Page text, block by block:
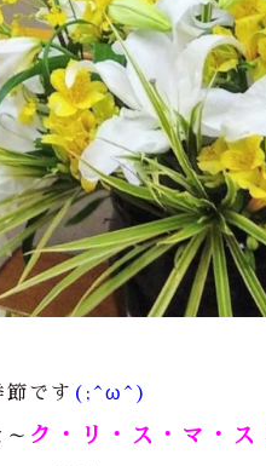
です (;^ω^)
ク・リ・ス・マ・ス